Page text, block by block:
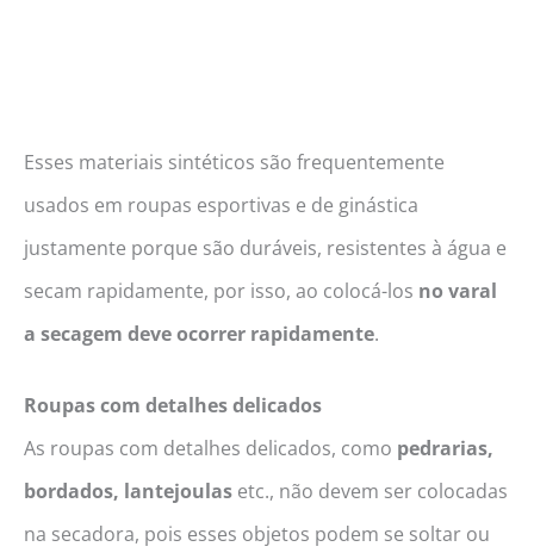
Esses materiais sintéticos são frequentemente
usados em roupas esportivas e de ginástica
justamente porque são duráveis, resistentes à água e
secam rapidamente, por isso, ao colocá-los no varal
a secagem deve ocorrer rapidamente.
Roupas com detalhes delicados
As roupas com detalhes delicados, como pedrarias,
bordados, lantejoulas etc., não devem ser colocadas
na secadora, pois esses objetos podem se soltar ou